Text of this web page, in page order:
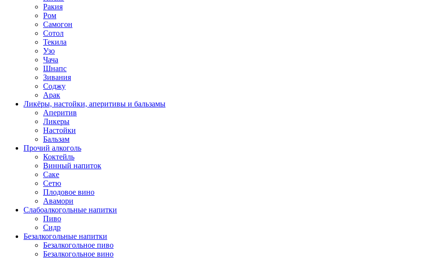
Ракия
Ром
Самогон
Сотол
Текила
Узо
Чача
Шнапс
Зивания
Соджу
Арак
Ликёры, настойки, аперитивы и бальзамы
Аперитив
Ликеры
Настойки
Бальзам
Прочий алкоголь
Коктейль
Винный напиток
Саке
Сетю
Плодовое вино
Авамори
Слабоалкогольные напитки
Пиво
Сидр
Безалкогольные напитки
Безалкогольное пиво
Безалкогольное вино